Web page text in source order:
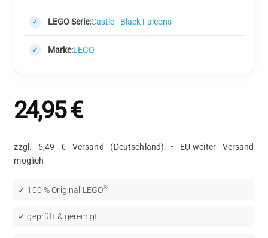
LEGO Serie:Castle - Black Falcons
Marke:LEGO
24,95€
zzgl. 5,49 € Versand (Deutschland) • EU-weiter Versand
möglich
✓ 100 % Original LEGO®
✓ geprüft & gereinigt